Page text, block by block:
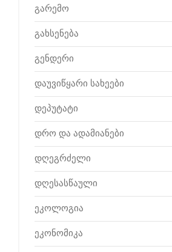
გარემო
გახსენება
გენდერი
დაუვიწყარი სახეები
დეპუტატი
დრო და ადამიანები
დღეგრძელი
დღესასწაული
ეკოლოგია
ეკონომიკა